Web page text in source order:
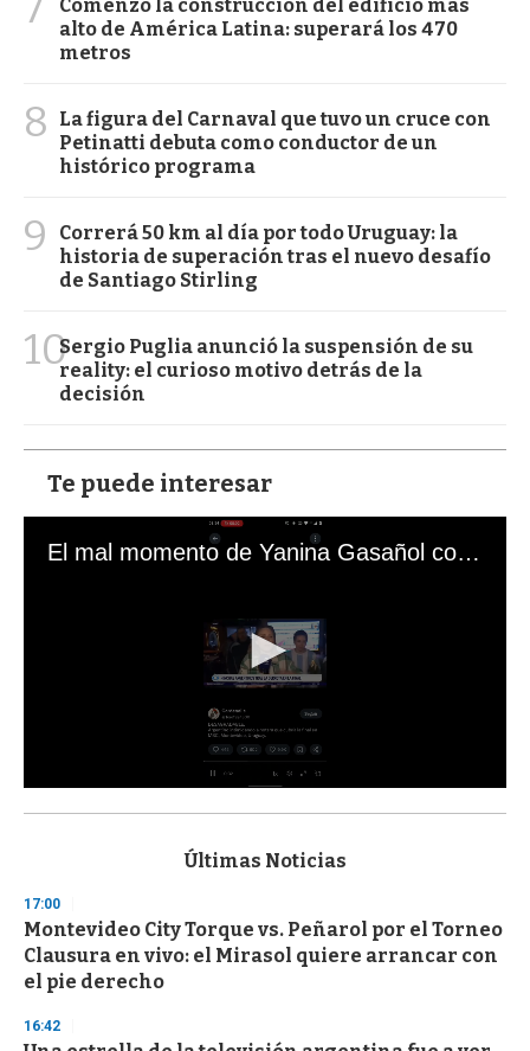
Comenzó la construcción del edificio más
alto de América Latina: superará los 470
metros
8
La figura del Carnaval que tuvo un cruce con
Petinatti debuta como conductor de un
histórico programa
9
Correrá 50 km al día por todo Uruguay: la
historia de superación tras el nuevo desafío
de Santiago Stirling
10Sergio Puglia anunció la suspensión de su
reality: el curioso motivo detrás de la
decisión
Te puede interesar
El mal momento de Yanina Gasañol con un hincha argentino en "Subrayado"
s
d
s
o
f
3
s
e
Últimas Noticias
17:00
Montevideo City Torque vs. Peñarol por el Torneo
Clausura en vivo: el Mirasol quiere arrancar con
el pie derecho
16:42